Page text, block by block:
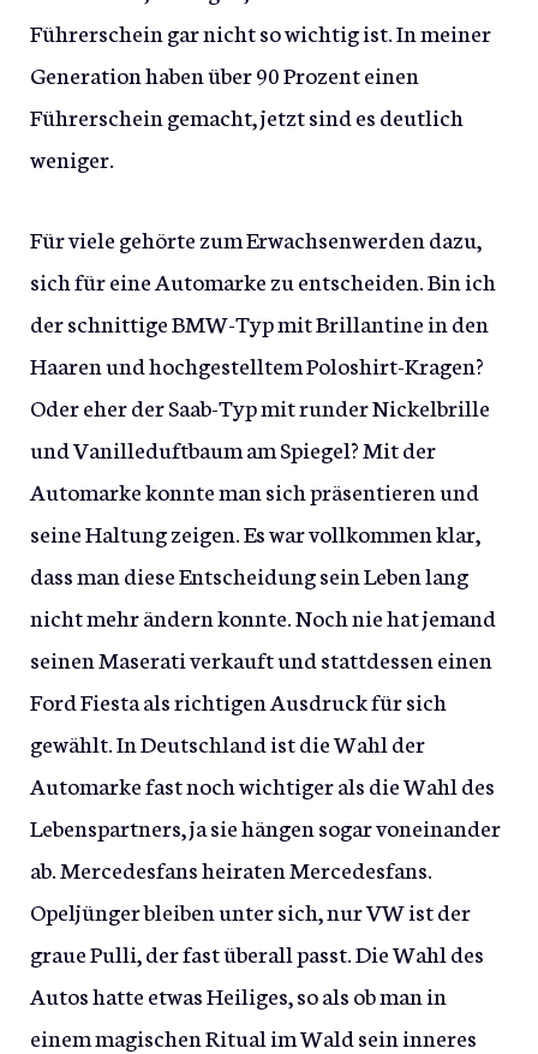
Führerschein gar nicht so wichtig ist. In meiner
Generation haben über 90 Prozent einen
Führerschein gemacht, jetzt sind es deutlich
weniger.
Für viele gehörte zum Erwachsenwerden dazu,
sich für eine Automarke zu entscheiden. Bin ich
der schnittige BMW-Typ mit Brillantine in den
Haaren und hochgestelltem Poloshirt-Kragen?
Oder eher der Saab-Typ mit runder Nickelbrille
und Vanilleduftbaum am Spiegel? Mit der
Automarke konnte man sich präsentieren und
seine Haltung zeigen. Es war vollkommen klar,
dass man diese Entscheidung sein Leben lang
nicht mehr ändern konnte. Noch nie hat jemand
seinen Maserati verkauft und stattdessen einen
Ford Fiesta als richtigen Ausdruck für sich
gewählt. In Deutschland ist die Wahl der
Automarke fast noch wichtiger als die Wahl des
Lebenspartners, ja sie hängen sogar voneinander
ab. Mercedesfans heiraten Mercedesfans.
Opeljünger bleiben unter sich, nur VW ist der
graue Pulli, der fast überall passt. Die Wahl des
Autos hatte etwas Heiliges, so als ob man in
einem magischen Ritual im Wald sein inneres